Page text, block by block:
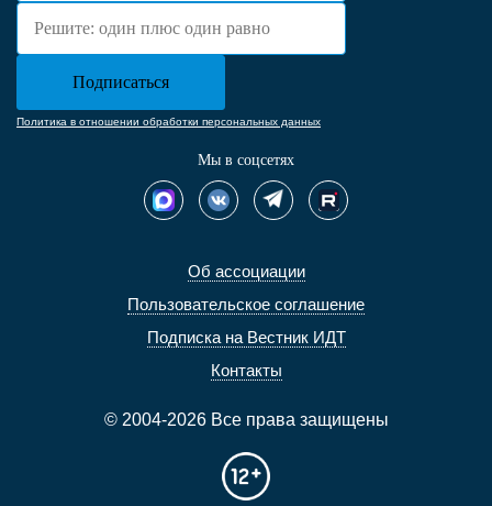
Об ассоциации
Пользовательское соглашение
Подписка на Вестник ИДТ
Контакты
© 2004-2026 Все права защищены
Политика в отношении обработки персональных данных
Мы в соцсетях